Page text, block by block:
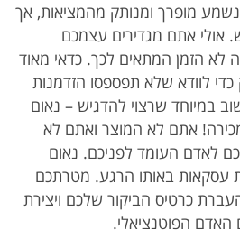
זה נשמע מופרך ומנותק מהמציאות, אך
אולי אתם מגדירים עצמכם
לא הזמן המתאים לכך. כדאי מאוד
לוודא שלא תפספסו הזדמנות
במיוחד שרצוי להדגיש – נאום
אתם לא המוצר ואתם לא
לאדם העומד לפניכם. נאום
עסקאות באותו הרגע. מטרתכם
כרטיס הביקור שלכם ויצירת
הפוטנציאלי.